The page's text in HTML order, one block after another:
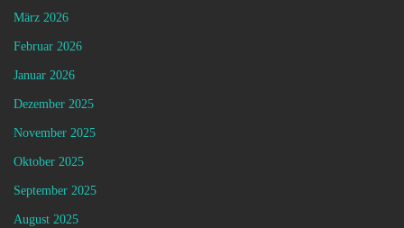
März 2026
Februar 2026
Januar 2026
Dezember 2025
November 2025
Oktober 2025
September 2025
August 2025